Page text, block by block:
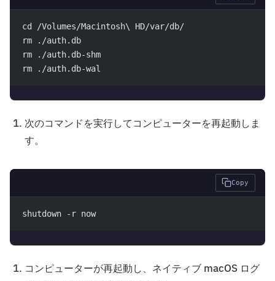
cd /Volumes/Macintosh\ HD/var/db/
rm ./auth.db
rm ./auth.db-shm
rm ./auth.db-wal
次のコマンドを実行してコンピューターを再起動しま
す。
Copy
shutdown -r now
コンピューターが再起動し、ネイティブ macOS ログ